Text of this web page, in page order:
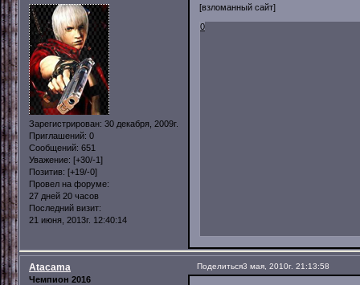
Зарегистрирован: 30 декабря, 2009г.
Приглашений: 0
Сообщений: 651
Уважение: [+30/-1]
Позитив: [+19/-0]
Провел на форуме:
27 дней 20 часов
Последний визит:
21 июня, 2013г. 12:40:14
[взломанный сайт]
0
Поделиться3 мая, 2010г. 21:13:58
Atacama
Чемпион 2016